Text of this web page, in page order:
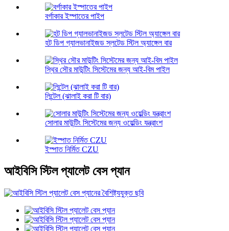
বর্গাকার ইস্পাতের পাইপ
হট ডিপ গ্যালভানাইজড স্লটেড স্টিল অ্যাঙ্গেল বার
স্থির সৌর মাউন্টিং সিস্টেমের জন্য আই-বিম পাইল
লিন্টেল (ঝালাই করা টি বার)
সোলার মাউন্টিং সিস্টেমের জন্য ওয়েল্ডিং যন্ত্রাংশ
ইস্পাত নির্মিত CZU
আইবিসি স্টিল প্যালেট বেস প্যান